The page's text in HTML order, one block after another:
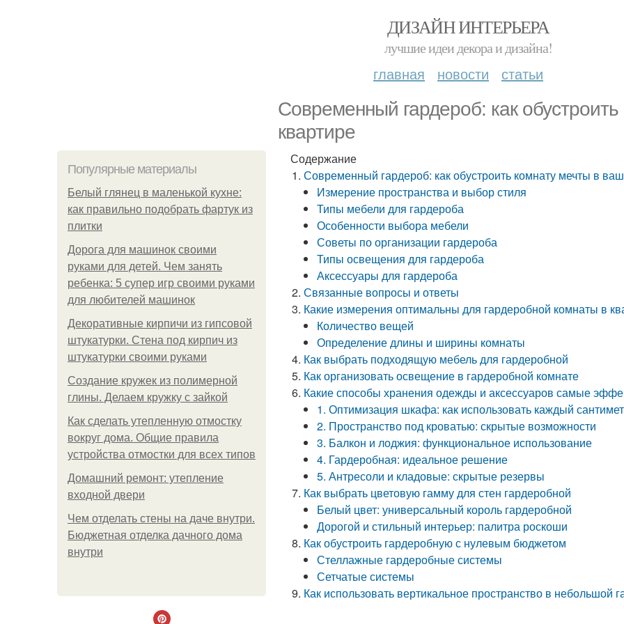
ДИЗАЙН ИНТЕРЬЕРА
лучшие идеи декора и дизайна!
главная новости статьи
Современный гардероб: как
квартире
Популярные материалы
Белый глянец в маленькой кухне:
как правильно подобрать фартук из
плитки
Дорога для машинок своими
руками для детей. Чем занять
ребенка: 5 супер игр своими руками
для любителей машинок
Декоративные кирпичи из гипсовой
штукатурки. Стена под кирпич из
штукатурки своими руками
Создание кружек из полимерной
глины. Делаем кружку с зайкой
Как сделать утепленную отмостку
вокруг дома. Общие правила
устройства отмостки для всех типов
Домашний ремонт: утепление
входной двери
Чем отделать стены на даче внутри.
Бюджетная отделка дачного дома
внутри
Содержание
Современный гардероб: как обустроить комнату мечты в
Измерение пространства и выбор стиля
Типы мебели для гардероба
Особенности выбора мебели
Советы по организации гардероба
Типы освещения для гардероба
Аксессуары для гардероба
Связанные вопросы и ответы
Какие измерения оптимальны для гардеробной комнаты в
Количество вещей
Определение длины и ширины комнаты
Как выбрать подходящую мебель для гардеробной
Как организовать освещение в гардеробной комнате
Какие способы хранения одежды и аксессуаров самые
1. Оптимизация шкафа: как использовать каждый
2. Пространство под кроватью: скрытые возможности
3. Балкон и лоджия: функциональное использование
4. Гардеробная: идеальное решение
5. Антресоли и кладовые: скрытые резервы
Как выбрать цветовую гамму для стен гардеробной
Белый цвет: универсальный король гардеробной
Дорогой и стильный интерьер: палитра роскоши
Как обустроить гардеробную с нулевым бюджетом
Стеллажные гардеробные системы
Сетчатые системы
Как использовать вертикальное пространство в небольшой